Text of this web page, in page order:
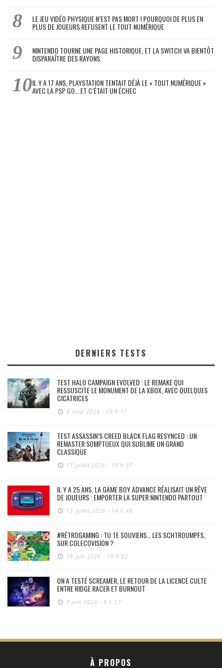
LE JEU VIDÉO PHYSIQUE N’EST PAS MORT ! POURQUOI DE PLUS EN
PLUS DE JOUEURS REFUSENT LE TOUT NUMÉRIQUE
NINTENDO TOURNE UNE PAGE HISTORIQUE, ET LA SWITCH VA BIENTÔT
DISPARAÎTRE DES RAYONS
IL Y A 17 ANS, PLAYSTATION TENTAIT DÉJÀ LE « TOUT NUMÉRIQUE »
AVEC LA PSP GO… ET C’ÉTAIT UN ÉCHEC
DERNIERS TESTS
TEST HALO CAMPAIGN EVOLVED : LE REMAKE QUI
RESSUSCITE LE MONUMENT DE LA XBOX, AVEC QUELQUES
CICATRICES
4 août 2026 - 10 h 17
TEST ASSASSIN’S CREED BLACK FLAG RESYNCED : UN
REMASTER SOMPTUEUX QUI SUBLIME UN GRAND
CLASSIQUE
17 juillet 2026 - 10 h 37
IL Y A 25 ANS, LA GAME BOY ADVANCE RÉALISAIT UN RÊVE
DE JOUEURS : EMPORTER LA SUPER NINTENDO PARTOUT
13 juillet 2026 - 14 h 48
#RÉTROGAMING : TU TE SOUVIENS… LES SCHTROUMPFS,
SUR COLECOVISION ?
19 juin 2026 - 19 h 02
ON A TESTÉ SCREAMER, LE RETOUR DE LA LICENCE CULTE
ENTRE RIDGE RACER ET BURNOUT
7 juin 2026 - 9 h 27
À PROPOS